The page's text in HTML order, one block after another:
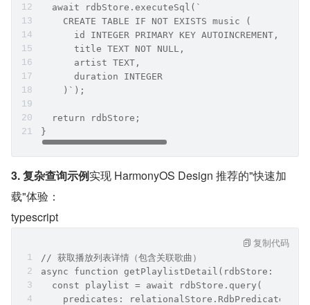
  await rdbStore.executeSql(`
    CREATE TABLE IF NOT EXISTS music (
      id INTEGER PRIMARY KEY AUTOINCREMENT,
      title TEXT NOT NULL,
      artist TEXT,
      duration INTEGER
    )`);
  return rdbStore;
}
3. 复杂查询示例实现 HarmonyOS Design 推荐的"快速加
载"体验：
typescript
// 获取播放列表详情（包含关联歌曲）
async function getPlaylistDetail(rdbStore:
  const playlist = await rdbStore.query(
predicates:
复制代码